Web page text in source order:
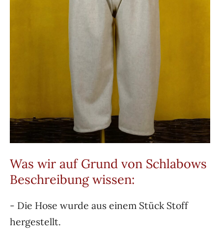
Was wir auf Grund von Schlabows
Beschreibung wissen:
- Die Hose wurde aus einem Stück Stoff
hergestellt.